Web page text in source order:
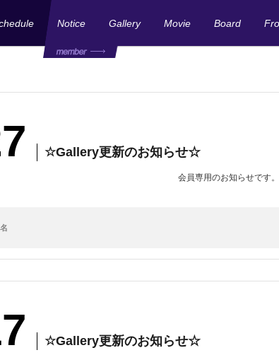
Notice Gallery Movie Board
☆Gallery更新のお知らせ☆
会員専用のお知らせです。
☆Gallery更新のお知らせ☆